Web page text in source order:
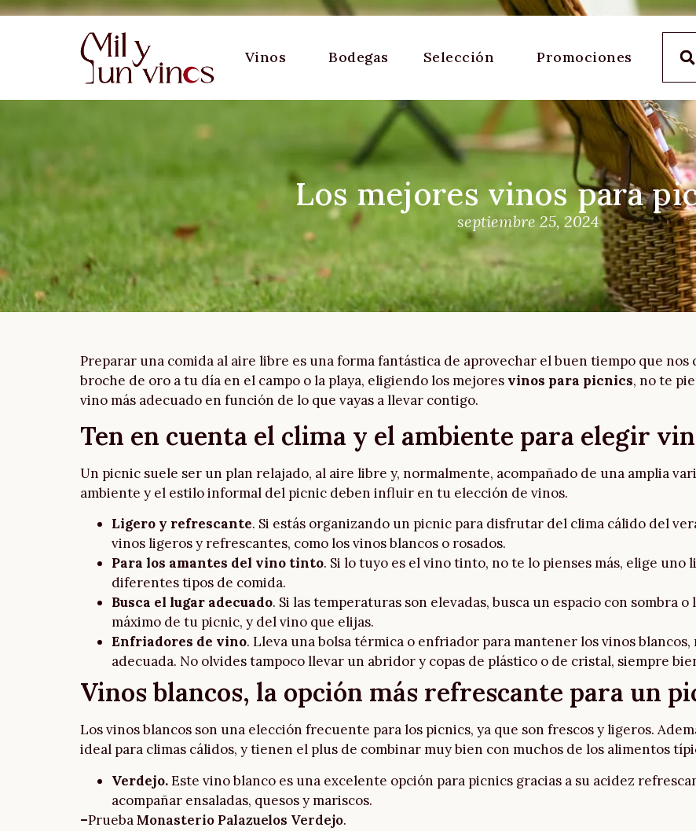
Vinos Bodegas Selección Promociones
Los mejores vinos para
septiembre 25, 2024
Preparar una comida al aire libre es una forma fantástica de aprovechar el buen tiempo que nos
broche de oro a tu día en el campo o la playa, eligiendo los mejores vinos para picnics, no te
vino más adecuado en función de lo que vayas a llevar contigo.
Ten en cuenta el clima y el ambiente para elegir
Un picnic suele ser un plan relajado, al aire libre y, normalmente, acompañado de una amplia
ambiente y el estilo informal del picnic deben influir en tu elección de vinos.
Ligero y refrescante. Si estás organizando un picnic para disfrutar del clima cálido del
vinos ligeros y refrescantes, como los vinos blancos o rosados.
Para los amantes del vino tinto. Si lo tuyo es el vino tinto, no te lo pienses más, elige
diferentes tipos de comida.
Busca el lugar adecuado. Si las temperaturas son elevadas, busca un espacio con sombra
máximo de tu picnic, y del vino que elijas.
Enfriadores de vino. Lleva una bolsa térmica o enfriador para mantener los vinos
adecuada. No olvides tampoco llevar un abridor y copas de plástico o de cristal, siempre
Vinos blancos, la opción más refrescante para un
Los vinos blancos son una elección frecuente para los picnics, ya que son frescos y ligeros.
ideal para climas cálidos, y tienen el plus de combinar muy bien con muchos de los alimentos
Verdejo.Este vino blanco es una excelente opción para picnics gracias a su acidez
acompañar ensaladas, quesos y mariscos.
–PruebaMonasterio Palazuelos Verdejo.